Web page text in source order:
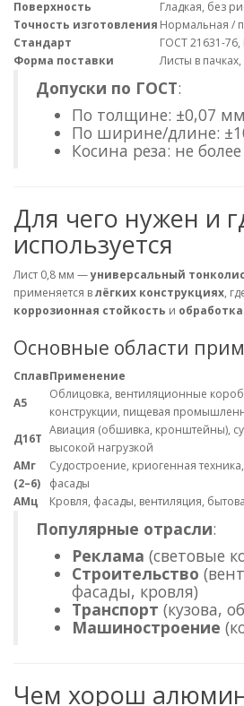
Поверхность
Гладкая, без
Точность изготовления Нормальная /
Стандарт
ГОСТ 21631-
Форма поставки
Листы в
Допуски по ГОСТ:
По толщине: ±0,07 мм
По ширине/длине:
Косина реза: не
Для чего нужен и
используется
Лист 0,8 мм —универсальный
применяется влёгких конструкциях,
коррозионная стойкость и обработка
Основные области
СплавПрименение
А5
Облицовка, вентиляционные
конструкции, пищевая
Д16Т
Авиация (обшивка, кронштейны),
высокой нагрузкой
АМг
(2–6)
Судостроение, криогенная
фасады
АМц
Кровля, фасады, вентиляция,
Популярные отрасли:
Реклама (световые
Строительство
фасады, кровля)
Транспорт (кузова,
Машиностроение
Чем хорош